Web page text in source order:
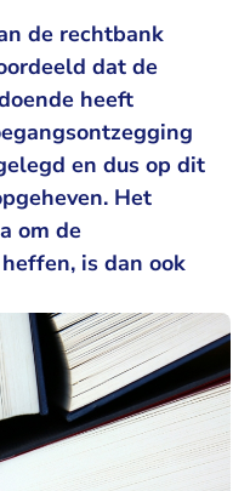
de rechtbank
dat de
heeft
en dus op dit
Het
om de
is dan ook